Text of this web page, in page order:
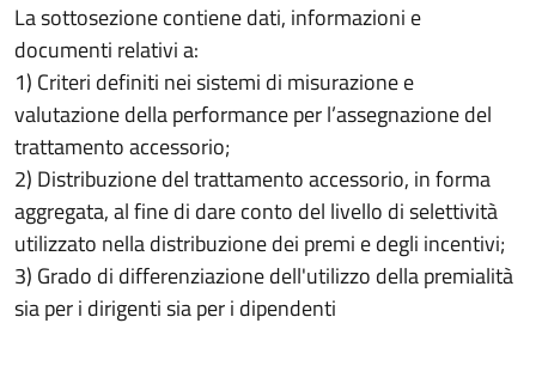
La sottosezione contiene dati, informazioni e
documenti relativi a:
1) Criteri definiti nei sistemi di misurazione e
valutazione della performance per l’assegnazione del
trattamento accessorio;
2) Distribuzione del trattamento accessorio, in forma
aggregata, al fine di dare conto del livello di selettività
utilizzato nella distribuzione dei premi e degli incentivi;
3) Grado di differenziazione dell'utilizzo della premialità
sia per i dirigenti sia per i dipendenti